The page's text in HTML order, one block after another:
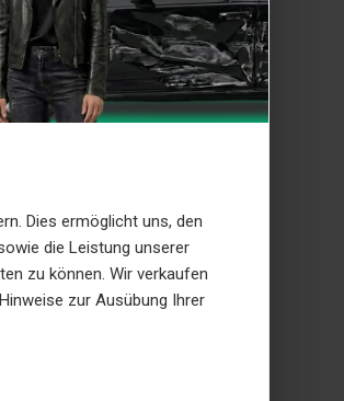
längeren
müssen
Dies ermöglicht uns, den
die Leistung unserer
zu können. Wir verkaufen
zur Ausübung Ihrer